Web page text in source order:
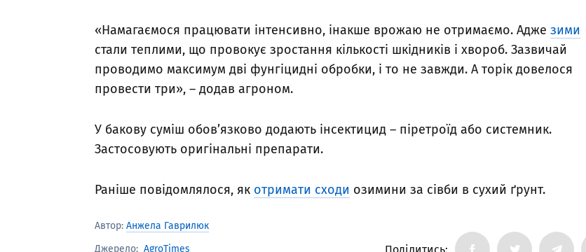
«Намагаємося працювати інтенсивно, інакше врожаю не отримаємо. Адже зими
стали теплими, що провокує зростання кількості шкідників і хвороб. Зазвичай
проводимо максимум дві фунгіцидні обробки, і то не завжди. А торік довелося
провести три», – додав агроном.
У бакову суміш обов’язково додають інсектицид – піретроїд або системник.
Застосовують оригінальні препарати.
Раніше повідомлялося, як отримати сходи озимини за сівби в сухий ґрунт.
Автор: Анжела Гаврилюк
Джерело: AgroTimes